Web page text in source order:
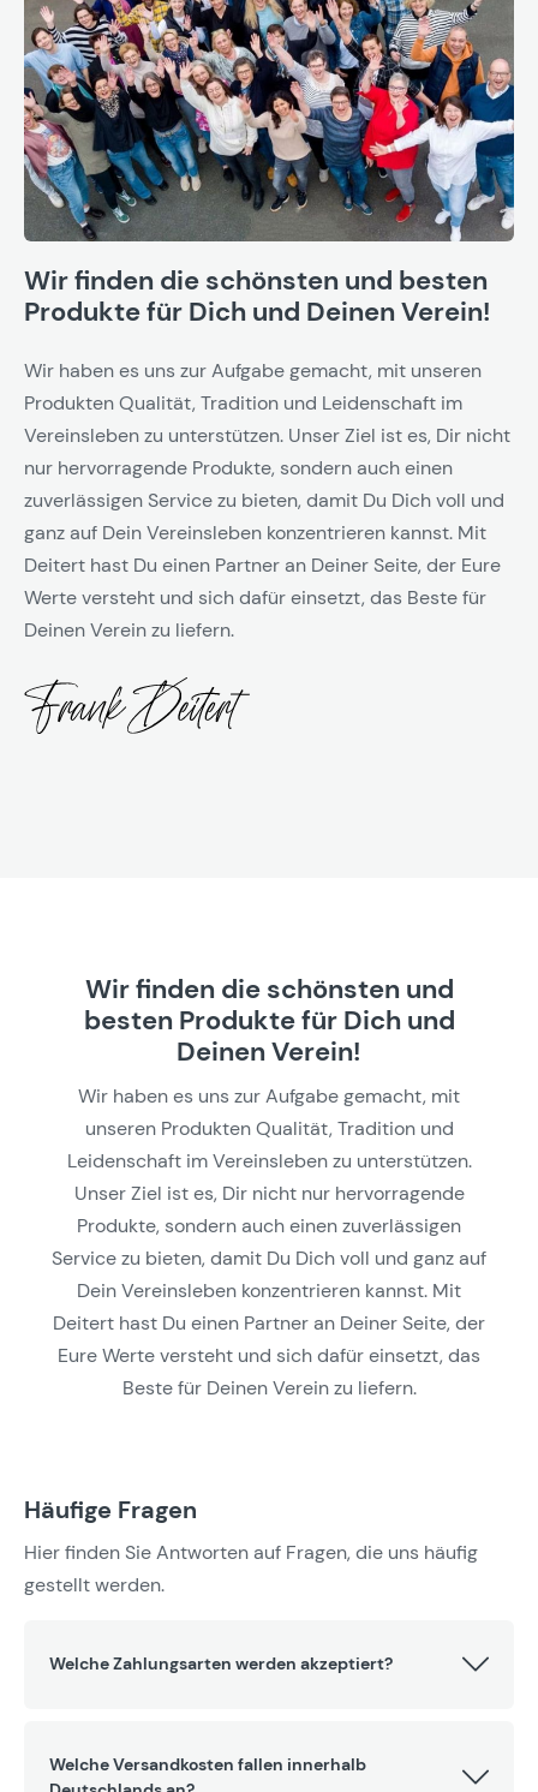
Wir finden die schönsten und besten
Produkte für Dich und Deinen Verein!
Wir haben es uns zur Aufgabe gemacht, mit unseren
Produkten Qualität, Tradition und Leidenschaft im
Vereinsleben zu unterstützen. Unser Ziel ist es, Dir nicht
nur hervorragende Produkte, sondern auch einen
zuverlässigen Service zu bieten, damit Du Dich voll und
ganz auf Dein Vereinsleben konzentrieren kannst. Mit
Deitert hast Du einen Partner an Deiner Seite, der Eure
Werte versteht und sich dafür einsetzt, das Beste für
Deinen Verein zu liefern.
Wir finden die schönsten und
besten Produkte für Dich und
Deinen Verein!
Wir haben es uns zur Aufgabe gemacht, mit
unseren Produkten Qualität, Tradition und
Leidenschaft im Vereinsleben zu unterstützen.
Unser Ziel ist es, Dir nicht nur hervorragende
Produkte, sondern auch einen zuverlässigen
Service zu bieten, damit Du Dich voll und ganz auf
Dein Vereinsleben konzentrieren kannst. Mit
Deitert hast Du einen Partner an Deiner Seite, der
Eure Werte versteht und sich dafür einsetzt, das
Beste für Deinen Verein zu liefern.
Häufige Fragen
Hier finden Sie Antworten auf Fragen, die uns häufig
gestellt werden.
Welche Zahlungsarten werden akzeptiert?
Welche Versandkosten fallen innerhalb